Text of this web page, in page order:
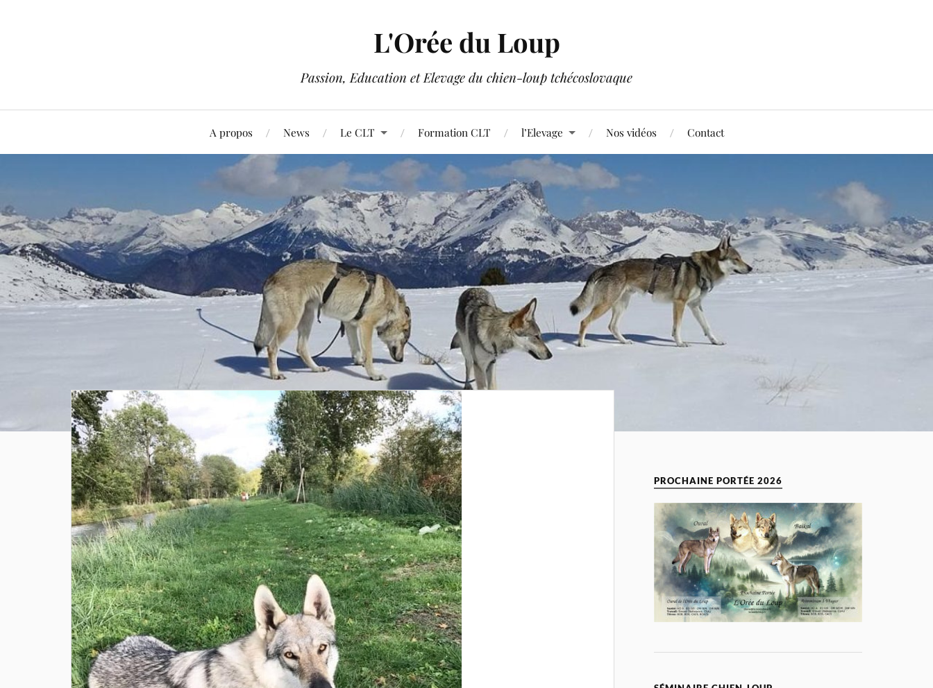
L'Orée du Loup
Passion, Education et Elevage du chien-loup tchécoslovaque
A propos News Le CLT Formation CLT l’Elevage Nos vidéos Contact
PROCHAINE PORTÉE 2026